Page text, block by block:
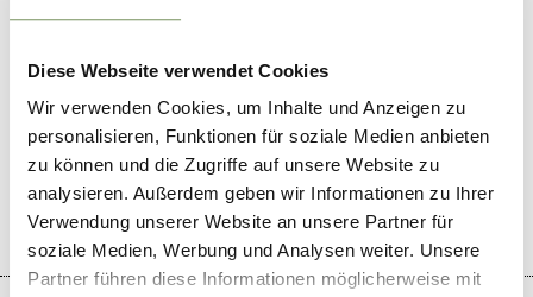
Diese Webseite verwendet Cookies
Wir verwenden Cookies, um Inhalte und Anzeigen zu
personalisieren, Funktionen für soziale Medien anbieten
zu können und die Zugriffe auf unsere Website zu
analysieren. Außerdem geben wir Informationen zu Ihrer
Verwendung unserer Website an unsere Partner für
soziale Medien, Werbung und Analysen weiter. Unsere
Partner führen diese Informationen möglicherweise mit
IL CONTENUTO VI È STATO UTILE? SÌ